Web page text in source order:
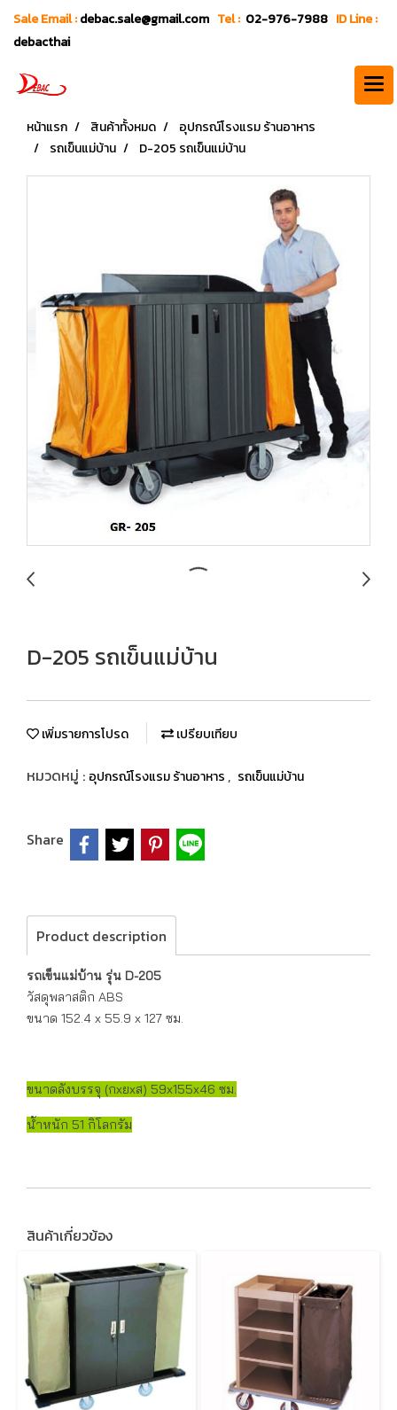
Sale Email :debac.sale@gmail.com Tel : 02-976-7988 ID Line :
debacthai
หน้าแรก สินค้าทั้งหมด
อุปกรณ์โรงแรม ร้านอาหาร
รถเข็นแม่บ้าน
D-205 รถเข็นแม่บ้าน
D-205 รถเข็นแม่บ้าน
เพิ่มรายการโปรด เปรียบเทียบ
หมวดหมู่ : อุปกรณ์โรงแรม ร้านอาหาร , รถเข็นแม่บ้าน
Share
Product description
รถเข็นแม่บ้าน รุ่น D-205
วัสดุพลาสติก ABS
ขนาด 152.4 x 55.9 x 127 ซม.
ขนาดลังบรรจุ (กxยxส) 59x155x46 ซม.
น้ำหนัก 51 กิโลกรัม
สินค้าเกี่ยวข้อง